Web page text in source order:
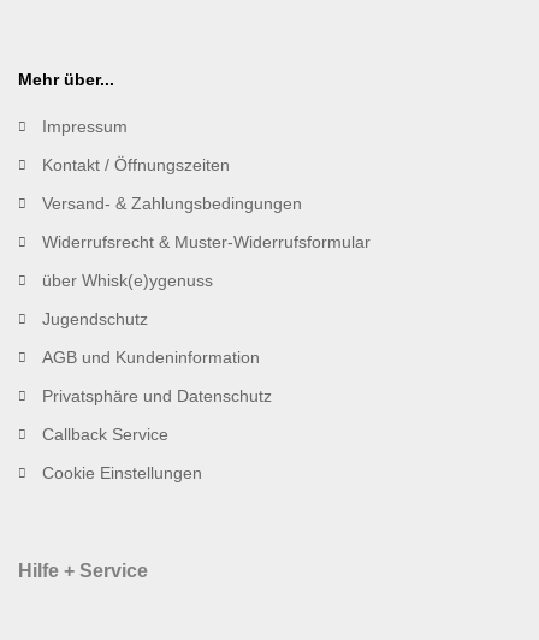
Mehr über...
Impressum
Kontakt / Öffnungszeiten
Versand- & Zahlungsbedingungen
Widerrufsrecht & Muster-Widerrufsformular
über Whisk(e)ygenuss
Jugendschutz
AGB und Kundeninformation
Privatsphäre und Datenschutz
Callback Service
Cookie Einstellungen
Hilfe + Service